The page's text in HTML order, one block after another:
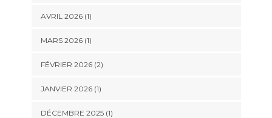
AVRIL 2026(1)
MARS 2026(1)
FÉVRIER 2026(2)
JANVIER 2026(1)
DÉCEMBRE 2025(1)